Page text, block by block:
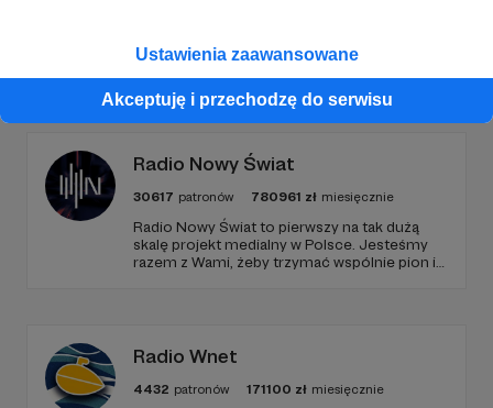
Ustawienia zaawansowane
Akceptuję i przechodzę do serwisu
Promowani autorzy
Radio Nowy Świat
30617 patronów 780961 zł miesięcznie
Radio Nowy Świat to pierwszy na tak dużą
skalę projekt medialny w Polsce. Jesteśmy
razem z Wami, żeby trzymać wspólnie pion i
Radio Wnet
4432 patronów 171100 zł miesięcznie